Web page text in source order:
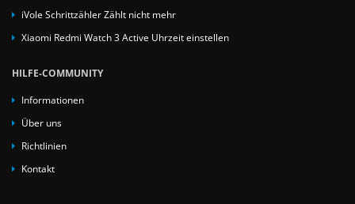
iVole Schrittzähler Zählt nicht mehr
Xiaomi Redmi Watch 3 Active Uhrzeit einstellen
HILFE-COMMUNITY
Informationen
Über uns
Richtlinien
Kontakt